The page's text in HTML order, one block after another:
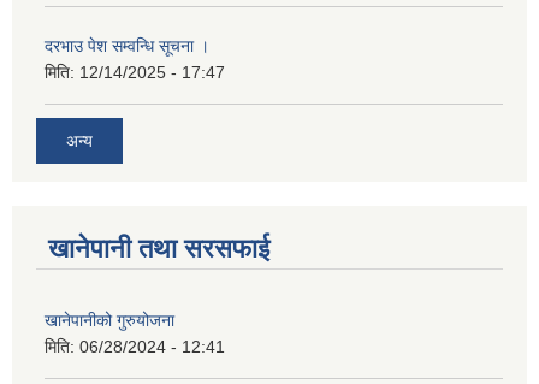
दरभाउ पेश सम्वन्धि सूचना ।
मिति: 12/14/2025 - 17:47
अन्य
खानेपानी तथा सरसफाई
खानेपानीको गुरुयोजना
मिति: 06/28/2024 - 12:41